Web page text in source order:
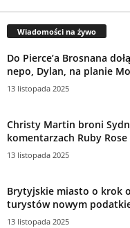
Wiadomości na żywo
Do Pierce’a Brosnana
nepo, Dylan, na planie
13 listopada 2025
Christy Martin broni
komentarzach Ruby Rose
13 listopada 2025
Brytyjskie miasto o krok
turystów nowym
13 listopada 2025